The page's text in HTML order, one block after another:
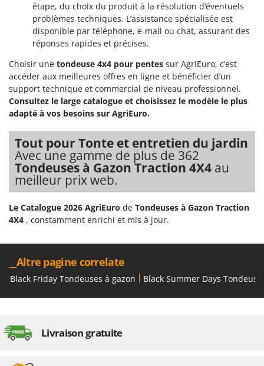
étape, du choix du produit à la résolution d’éventuels
problèmes techniques. L’assistance spécialisée est
disponible par téléphone, e-mail ou chat, assurant des
réponses rapides et précises.
Choisir une tondeuse 4x4 pour pentes sur AgriEuro, c’est
accéder aux meilleures offres en ligne et bénéficier d’un
support technique et commercial de niveau professionnel.
Consultez le large catalogue et choisissez le modèle le plus
adapté à vos besoins sur AgriEuro.
Tout pour Tonte et entretien du jardin
Avec une gamme de plus de 362
Tondeuses à Gazon Traction 4X4 au
meilleur prix web.
Le Catalogue 2026 AgriEuro de Tondeuses à Gazon Traction
4X4 , constamment enrichi et mis à jour.
__Altre pagine correlate
Black Friday Tondeuses à gazon Black Summer Days
Livraison gratuite